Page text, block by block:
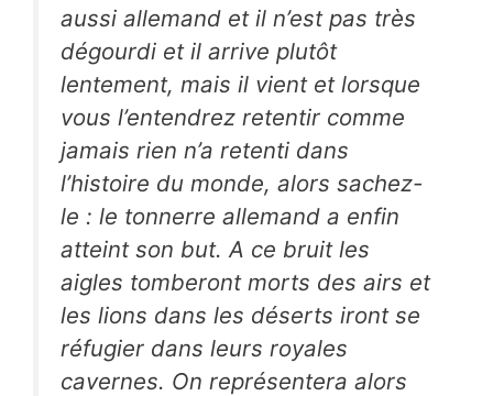
aussi allemand et il n’est pas très
dégourdi et il arrive plutôt
lentement, mais il vient et lorsque
vous l’entendrez retentir comme
jamais rien n’a retenti dans
l’histoire du monde, alors sachez-
le : le tonnerre allemand a enfin
atteint son but. A ce bruit les
aigles tomberont morts des airs et
les lions dans les déserts iront se
réfugier dans leurs royales
cavernes. On représentera alors